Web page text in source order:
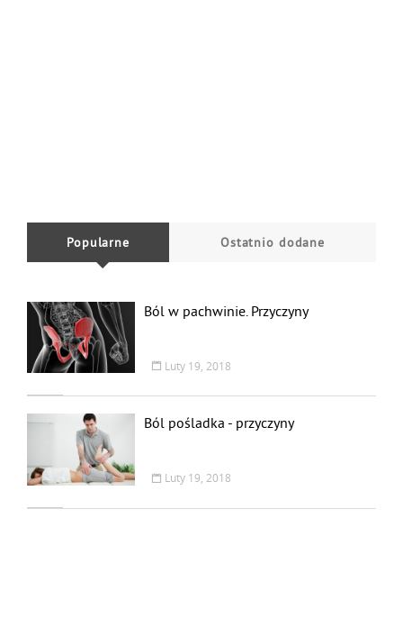
Popularne Ostatnio dodane
Ból w pachwinie. Przyczyny
Luty 19, 2018
Ból pośladka - przyczyny
Luty 19, 2018